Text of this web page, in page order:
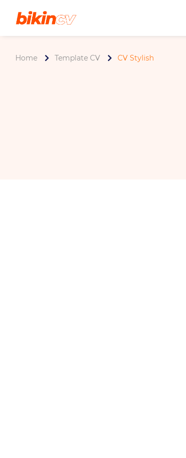
Home Template CV CV Stylish